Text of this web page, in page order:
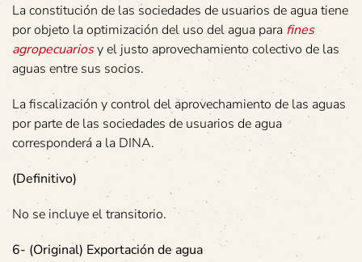
La constitución de las sociedades de usuarios de agua tiene
por objeto la optimización del uso del agua para fines
agropecuariosy el justo aprovechamiento colectivo de las
aguas entre sus socios.
La fiscalización y control del aprovechamiento de las aguas
por parte de las sociedades de usuarios de agua
corresponderá a la DINA.
(Definitivo)
No se incluye el transitorio.
6- (Original) Exportación de agua